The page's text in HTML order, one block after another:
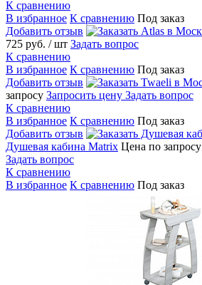
К сравнению
В избранное К сравнению Под заказ
Добавить отзыв
725 руб. / шт Задать вопрос
К сравнению
В избранное К сравнению Под заказ
Добавить отзыв
запросу Запросить цену Задать вопрос
К сравнению
В избранное К сравнению Под заказ
Добавить отзыв
Душевая кабина Matrix Цена по запросу
Задать вопрос
К сравнению
В избранное К сравнению Под заказ